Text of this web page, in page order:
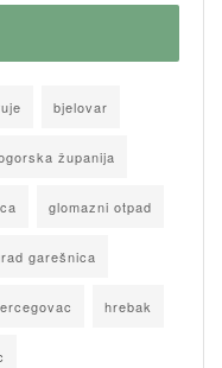
bjelovar
županija
glomazni otpad
garešnica
hrebak